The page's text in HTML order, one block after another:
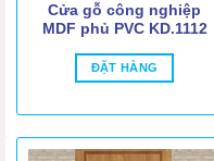
Cửa gỗ công nghiệp
MDF phủ PVC KD.1112
ĐẶT HÀNG